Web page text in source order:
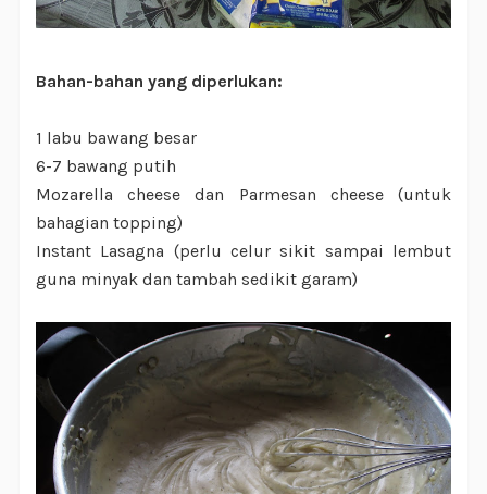
Bahan-bahan yang diperlukan:
1 labu bawang besar
6-7 bawang putih
Mozarella cheese dan Parmesan cheese (untuk
bahagian topping)
Instant Lasagna (perlu celur sikit sampai lembut
guna minyak dan tambah sedikit garam)